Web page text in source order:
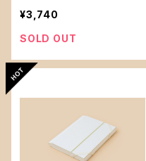
¥3,740
SOLD OUT